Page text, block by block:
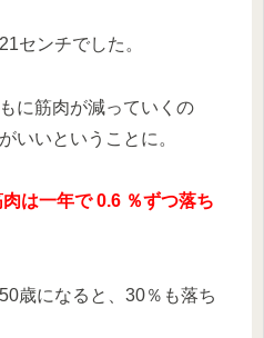
センチでした。
に筋肉が減っていくの
いいということに。
肉は一年で 0.6 ％ずつ落ち
歳になると、30％も落ち